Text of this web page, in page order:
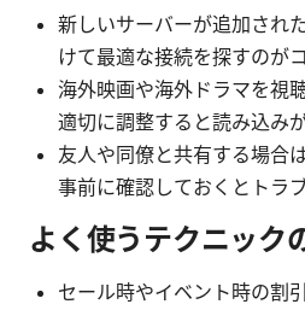
新しいサーバーが追加され
けて最適な接続を探すのが
海外映画や海外ドラマを視
適切に調整すると読み込み
友人や同僚と共有する場合
事前に確認しておくとトラ
よく使うテクニック
セール時やイベント時の割